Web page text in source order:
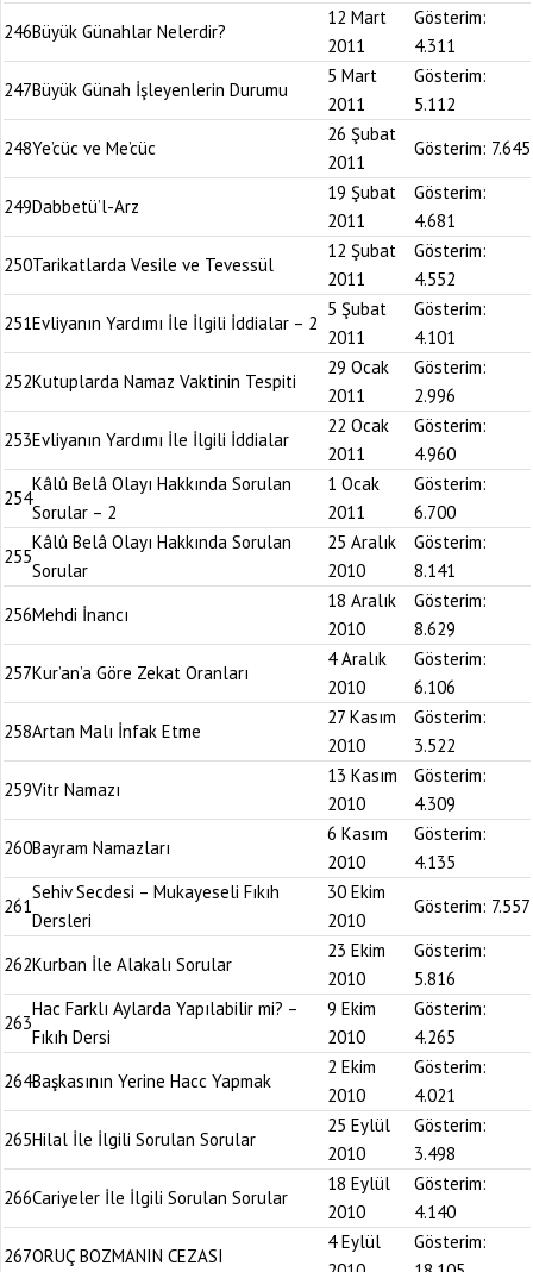
246Büyük Günahlar Nelerdir?
12 Mart
2011
Gösterim:
4.311
247Büyük Günah İşleyenlerin Durumu
5 Mart
2011
Gösterim:
5.112
248Ye’cüc ve Me’cüc
26 Şubat
2011
Gösterim: 7.645
249Dabbetü’l-Arz
19 Şubat
2011
Gösterim:
4.681
250Tarikatlarda Vesile ve Tevessül
12 Şubat
2011
Gösterim:
4.552
251Evliyanın Yardımı İle İlgili İddialar – 2
5 Şubat
2011
Gösterim:
4.101
252Kutuplarda Namaz Vaktinin Tespiti
29 Ocak
2011
Gösterim:
2.996
253Evliyanın Yardımı İle İlgili İddialar
22 Ocak
2011
Gösterim:
4.960
254
Kâlû Belâ Olayı Hakkında Sorulan
Sorular – 2
1 Ocak
2011
Gösterim:
6.700
255
Kâlû Belâ Olayı Hakkında Sorulan
Sorular
25 Aralık
2010
Gösterim:
8.141
256Mehdi İnancı
18 Aralık
2010
Gösterim:
8.629
257Kur’an’a Göre Zekat Oranları
4 Aralık
2010
Gösterim:
6.106
258Artan Malı İnfak Etme
27 Kasım
2010
Gösterim:
3.522
259Vitr Namazı
13 Kasım
2010
Gösterim:
4.309
260Bayram Namazları
6 Kasım
2010
Gösterim:
4.135
261
Sehiv Secdesi – Mukayeseli Fıkıh
Dersleri
30 Ekim
2010
Gösterim: 7.557
262Kurban İle Alakalı Sorular
23 Ekim
2010
Gösterim:
5.816
263
Hac Farklı Aylarda Yapılabilir mi? –
Fıkıh Dersi
9 Ekim
2010
Gösterim:
4.265
264Başkasının Yerine Hacc Yapmak
2 Ekim
2010
Gösterim:
4.021
265Hilal İle İlgili Sorulan Sorular
25 Eylül
2010
Gösterim:
3.498
266Cariyeler İle İlgili Sorulan Sorular
18 Eylül
2010
Gösterim:
4.140
267ORUÇ BOZMANIN CEZASI
4 Eylül
Gösterim: